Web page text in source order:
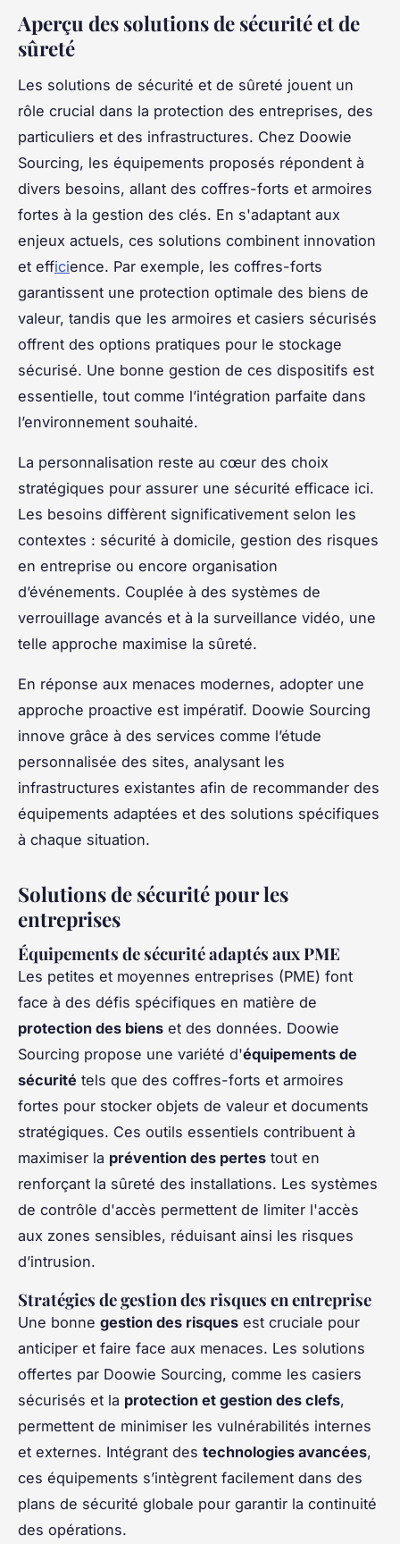
Aperçu des solutions de sécurité et de
sûreté
Les solutions de sécurité et de sûreté jouent un
rôle crucial dans la protection des entreprises, des
particuliers et des infrastructures. Chez Doowie
Sourcing, les équipements proposés répondent à
divers besoins, allant des coffres-forts et armoires
fortes à la gestion des clés. En s'adaptant aux
enjeux actuels, ces solutions combinent innovation
et efficience. Par exemple, les coffres-forts
garantissent une protection optimale des biens de
valeur, tandis que les armoires et casiers sécurisés
offrent des options pratiques pour le stockage
sécurisé. Une bonne gestion de ces dispositifs est
essentielle, tout comme l’intégration parfaite dans
l’environnement souhaité.
La personnalisation reste au cœur des choix
stratégiques pour assurer une sécurité efficace ici.
Les besoins diffèrent significativement selon les
contextes : sécurité à domicile, gestion des risques
en entreprise ou encore organisation
d’événements. Couplée à des systèmes de
verrouillage avancés et à la surveillance vidéo, une
telle approche maximise la sûreté.
En réponse aux menaces modernes, adopter une
approche proactive est impératif. Doowie Sourcing
innove grâce à des services comme l’étude
personnalisée des sites, analysant les
infrastructures existantes afin de recommander des
équipements adaptées et des solutions spécifiques
à chaque situation.
Solutions de sécurité pour les
entreprises
Équipements de sécurité adaptés aux PME
Les petites et moyennes entreprises (PME) font
face à des défis spécifiques en matière de
protection des biens et des données. Doowie
Sourcing propose une variété d'équipements de
sécurité tels que des coffres-forts et armoires
fortes pour stocker objets de valeur et documents
stratégiques. Ces outils essentiels contribuent à
maximiser la prévention des pertes tout en
renforçant la sûreté des installations. Les systèmes
de contrôle d'accès permettent de limiter l'accès
aux zones sensibles, réduisant ainsi les risques
d’intrusion.
Stratégies de gestion des risques en entreprise
Une bonne gestion des risques est cruciale pour
anticiper et faire face aux menaces. Les solutions
offertes par Doowie Sourcing, comme les casiers
sécurisés et la protection et gestion des clefs,
permettent de minimiser les vulnérabilités internes
et externes. Intégrant des technologies avancées,
ces équipements s’intègrent facilement dans des
plans de sécurité globale pour garantir la continuité
des opérations.